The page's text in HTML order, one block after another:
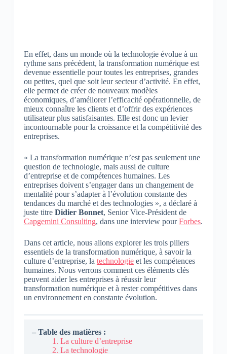
En effet, dans un monde où la technologie évolue à un
rythme sans précédent, la transformation numérique est
devenue essentielle pour toutes les entreprises, grandes
ou petites, quel que soit leur secteur d’activité. En effet,
elle permet de créer de nouveaux modèles
économiques, d’améliorer l’efficacité opérationnelle, de
mieux connaître les clients et d’offrir des expériences
utilisateur plus satisfaisantes. Elle est donc un levier
incontournable pour la croissance et la compétitivité des
entreprises.
« La transformation numérique n’est pas seulement une
question de technologie, mais aussi de culture
d’entreprise et de compétences humaines. Les
entreprises doivent s’engager dans un changement de
mentalité pour s’adapter à l’évolution constante des
tendances du marché et des technologies », a déclaré à
juste titre Didier Bonnet, Senior Vice-Président de
Capgemini Consulting, dans une interview pourForbes.
Dans cet article, nous allons explorer les trois piliers
essentiels de la transformation numérique, à savoir la
culture d’entreprise, la technologieet les compétences
humaines. Nous verrons comment ces éléments clés
peuvent aider les entreprises à réussir leur
transformation numérique et à rester compétitives dans
un environnement en constante évolution.
– Table des matières :
1. La culture d’entreprise
2. La technologie